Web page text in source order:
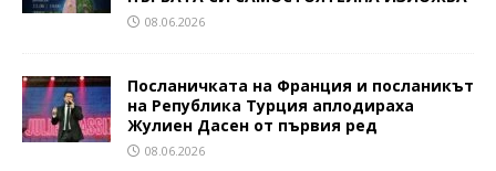
08.06.2026
Посланичката на Франция и посланикът
на Република Турция аплодираха
Жулиен Дасен от първия ред
08.06.2026